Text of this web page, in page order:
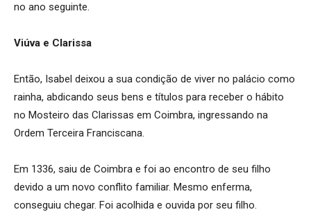
no ano seguinte.
Viúva e Clarissa
Então, Isabel deixou a sua condição de viver no palácio como
rainha, abdicando seus bens e títulos para receber o hábito
no Mosteiro das Clarissas em Coimbra, ingressando na
Ordem Terceira Franciscana.
Em 1336, saiu de Coimbra e foi ao encontro de seu filho
devido a um novo conflito familiar. Mesmo enferma,
conseguiu chegar. Foi acolhida e ouvida por seu filho.